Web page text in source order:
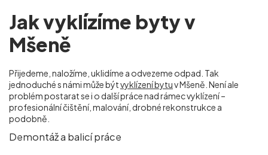
Jak vyklízíme byty v
Mšeně
Přijedeme, naložíme, uklidíme a odvezeme odpad. Tak
jednoduché s námi může býtvyklízení bytuv Mšeně. Není ale
problém postarat se i o další práce nad rámec vyklízení –
profesionální čištění, malování, drobné rekonstrukce a
podobně.
Demontáž a balicí práce